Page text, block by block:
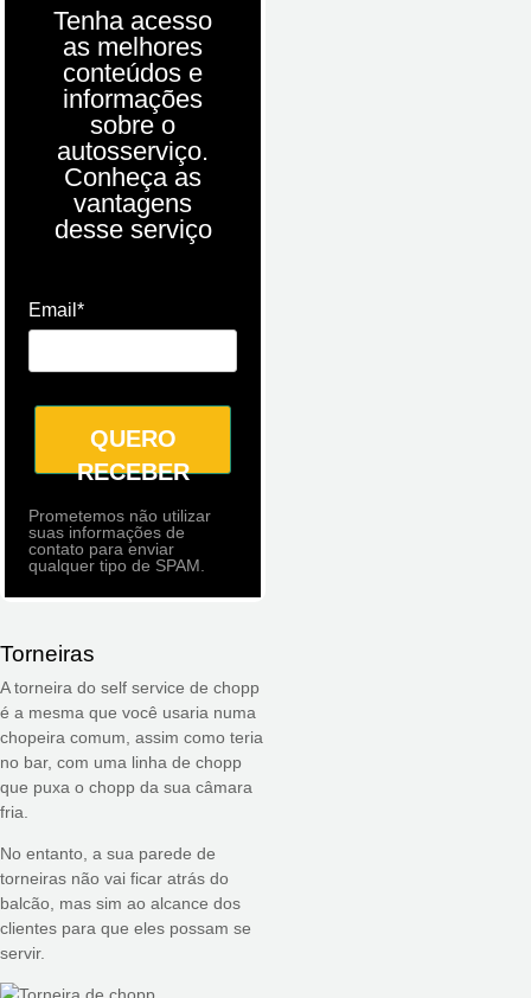
Tenha acesso
as melhores
conteúdos e
informações
sobre o
autosserviço.
Conheça as
vantagens
desse serviço
Email*
QUERO
RECEBER
Prometemos não utilizar
suas informações de
contato para enviar
qualquer tipo de SPAM.
Torneiras
A torneira do self service de chopp
é a mesma que você usaria numa
chopeira comum, assim como teria
no bar, com uma linha de chopp
que puxa o chopp da sua câmara
fria.
No entanto, a sua parede de
torneiras não vai ficar atrás do
balcão, mas sim ao alcance dos
clientes para que eles possam se
servir.